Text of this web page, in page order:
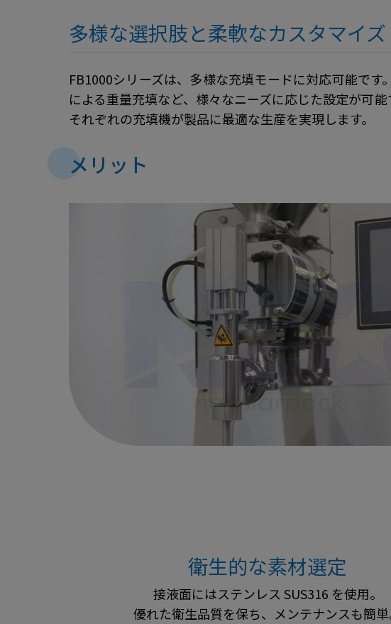
多様な選択肢と柔軟なカスタマイズ
FB1000シリーズは、多様な充填モードに対応可能で
による重量充填など、様々なニーズに応じた設定が可
それぞれの充填機が製品に最適な生産を実現します。
メリット
衛生的な素材選定
接液面にはステンレス SUS316 を使用。
優れた衛生品質を保ち、メンテナンスも簡単